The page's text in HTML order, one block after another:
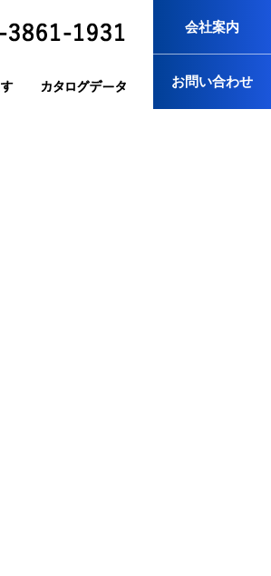
会社案内
お問い合わせ